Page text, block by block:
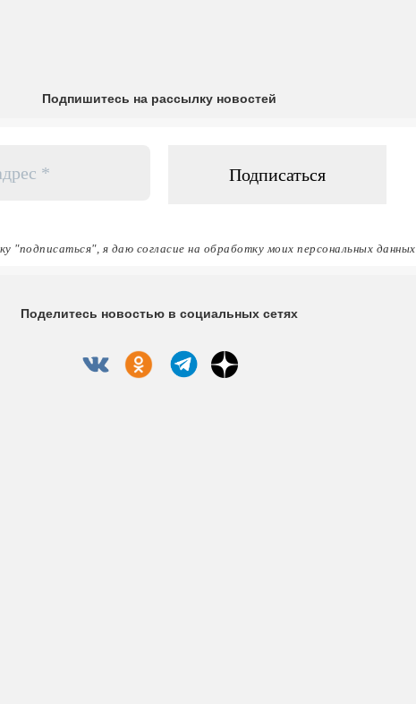
Подпишитесь на рассылку новостей
"подписаться", я даю согласие на обработку моих персональных данных
Поделитесь новостью в социальных сетях